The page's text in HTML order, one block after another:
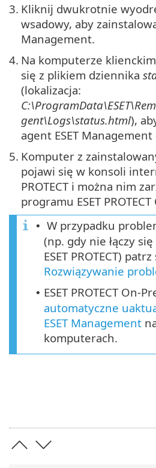
3. Kliknij dwukrotnie
wsadowy, aby
Management.
4. Na komputerze
się z plikiem dziennika
(lokalizacja:
gent\Logs\status.html),
agent ESET Management
5. Komputer z
pojawi się w konsoli
PROTECT i można nim
programu ESET
• W przypadku
(np. gdy nie łączy
ESET PROTECT)
Rozwiązywanie
• ESET PROTECT On-
automatyczne
ESET Management
komputerach.